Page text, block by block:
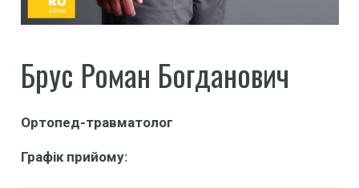
Брус Роман Богданович
Ортопед-травматолог
Графік прийому: